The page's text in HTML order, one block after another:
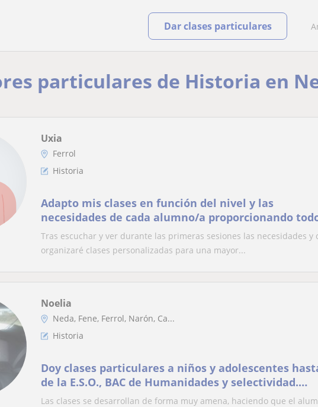
Dar clases particulares
particulares de Historia en
Uxia
Ferrol
Historia
Adapto mis clases en función del nivel y las
necesidades de cada alumno/a proporcionando
material necesario para una mejor obtención de
conocimientos.
Tras escuchar y ver durante las primeras sesiones las necesidades y
organizaré clases personalizadas para una mayor...
Noelia
Neda, Fene, Ferrol, Narón, Ca...
Historia
Doy clases particulares a niños y adolescentes
de la E.S.O., BAC de Humanidades y selectividad.
Precios a acordar
Las clases se desarrollan de forma muy amena, haciendo que el